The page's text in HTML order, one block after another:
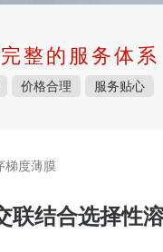
整的服务体系
价格合理 服务贴心
梯度薄膜
联结合选择性